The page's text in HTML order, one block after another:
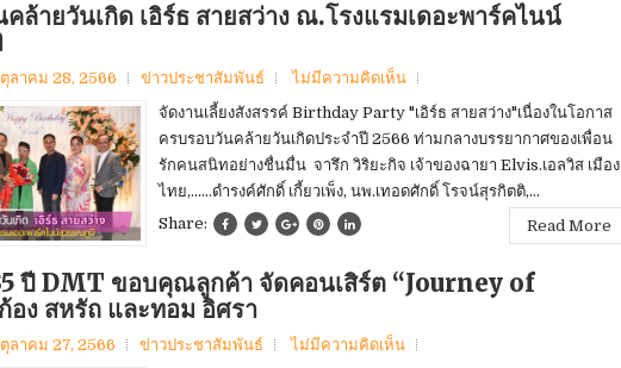
คล้ายวันเกิด เอิร์ธ สายสว่าง ณ.โรงแรมเดอะพาร์คไนน์
ตุลาคม 28, 2566 ข่าวประชาสัมพันธ์
ไม่มีความคิดเห็น
จัดงานเลี้ยงสังสรรค์ Birthday Party "เอิร์ธ สายสว่าง"เนื่องในโอกาส
ครบรอบวันคล้ายวันเกิดประจำปี 2566 ท่ามกลางบรรยากาศของเพื่อน
รักคนสนิทอย่างชื่นมื่น จารึก วิริยะกิจ เจ้าของฉายา Elvis.เอลวิส เมือง
ไทย,......ดำรงค์ศักดิ์ เกี้ยวเพ็ง, นพ.เทอดศักดิ์ โรจน์สุรกิตติ,...
Share:
Read More
ปี DMT ขอบคุณลูกค้า จัดคอนเสิร์ต “Journey of
อง สหรัถ และทอม อิศรา
ตุลาคม 27, 2566 ข่าวประชาสัมพันธ์
ไม่มีความคิดเห็น